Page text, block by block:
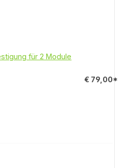
für 2 Module
€ 79,00*